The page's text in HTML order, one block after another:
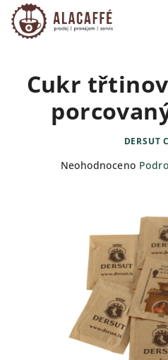
Přejít
na
obsah
Cukr
DERSUT
Průměrné
hvězdiček.
Neohodnoceno